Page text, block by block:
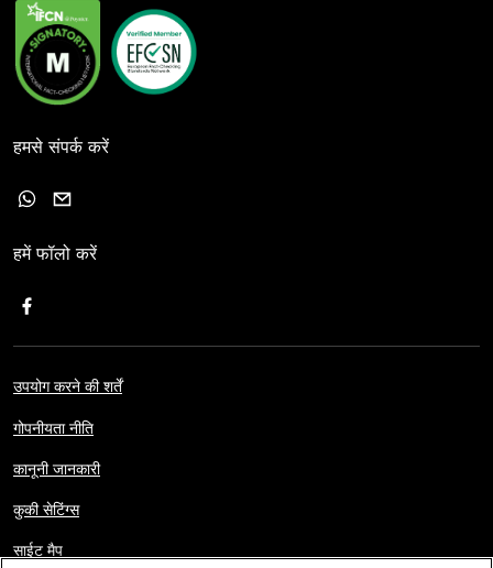
हमसे संपर्क करें
हमें फॉलो करें
उपयोग करने की शर्तें
गोपनीयता नीति
कानूनी जानकारी
कुकी सेटिंग्स
साईट मैप